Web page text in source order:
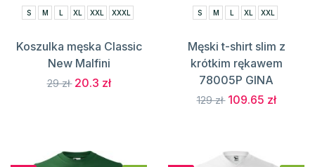
S M L XL XXL XXXL
Koszulka męska Classic
New Malfini
29 zł 20.3 zł
S M L XL XXL
Męski t-shirt slim z
krótkim rękawem
78005P GINA
129 zł 109.65 zł